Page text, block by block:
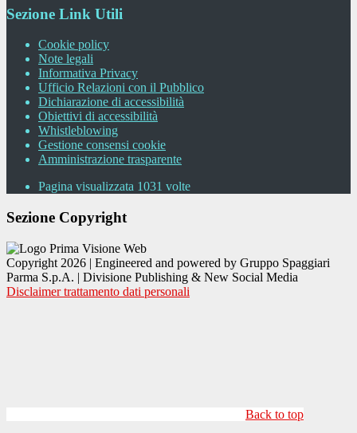
Sezione Link Utili
Cookie policy
Note legali
Informativa Privacy
Ufficio Relazioni con il Pubblico
Dichiarazione di accessibilità
Obiettivi di accessibilità
Whistleblowing
Gestione consensi cookie
Amministrazione trasparente
Pagina visualizzata 1031 volte
Sezione Copyright
Copyright 2026 | Engineered and powered by Gruppo Spaggiari
Parma S.p.A. | Divisione Publishing & New Social Media
Disclaimer trattamento dati personali
Back to top